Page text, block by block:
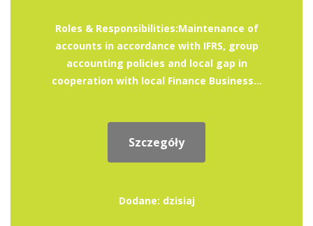
Roles & Responsibilities:Maintenance of
accounts in accordance with IFRS, group
accounting policies and local gap in
cooperation with local Finance Business...
Szczegóły
Dodane: dzisiaj